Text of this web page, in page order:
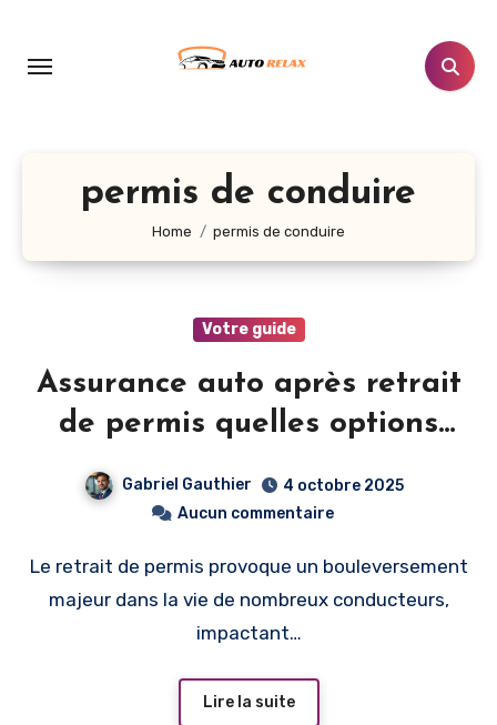
contenu
permis de conduire
Home permis de conduire
Votre guide
Assurance auto après retrait
de permis quelles options
Gabriel Gauthier
4 octobre 2025
Aucun commentaire
Le retrait de permis provoque un bouleversement
majeur dans la vie de nombreux conducteurs,
impactant…
Lire la suite